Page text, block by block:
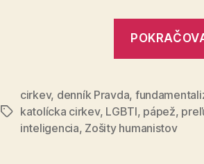
Značky
cirkev, denník Pravda,
katolícka cirkev, LGBTI, pápež,
inteligencia, Zošity humanistov